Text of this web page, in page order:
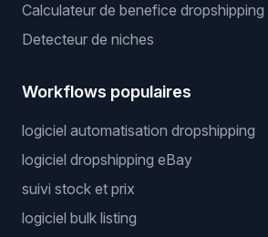
Calculateur de benefice dropshipping
Detecteur de niches
Workflows populaires
logiciel automatisation dropshipping
logiciel dropshipping eBay
suivi stock et prix
logiciel bulk listing